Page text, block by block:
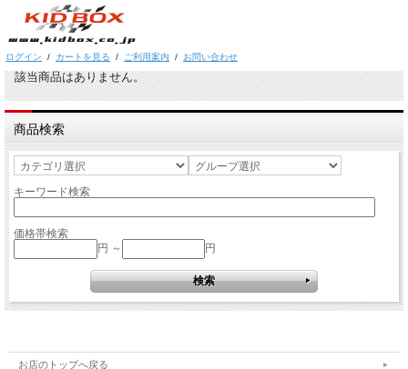
ログイン / カートを見る / ご利用案内 / お問い合わせ
該当商品はありません。
商品検索
キーワード検索
価格帯検索
円 ～
円
お店のトップへ戻る